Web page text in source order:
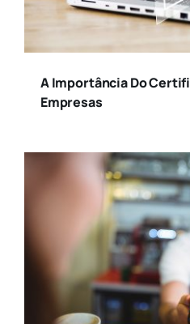
Colunistas
A Importância Do
Empresas